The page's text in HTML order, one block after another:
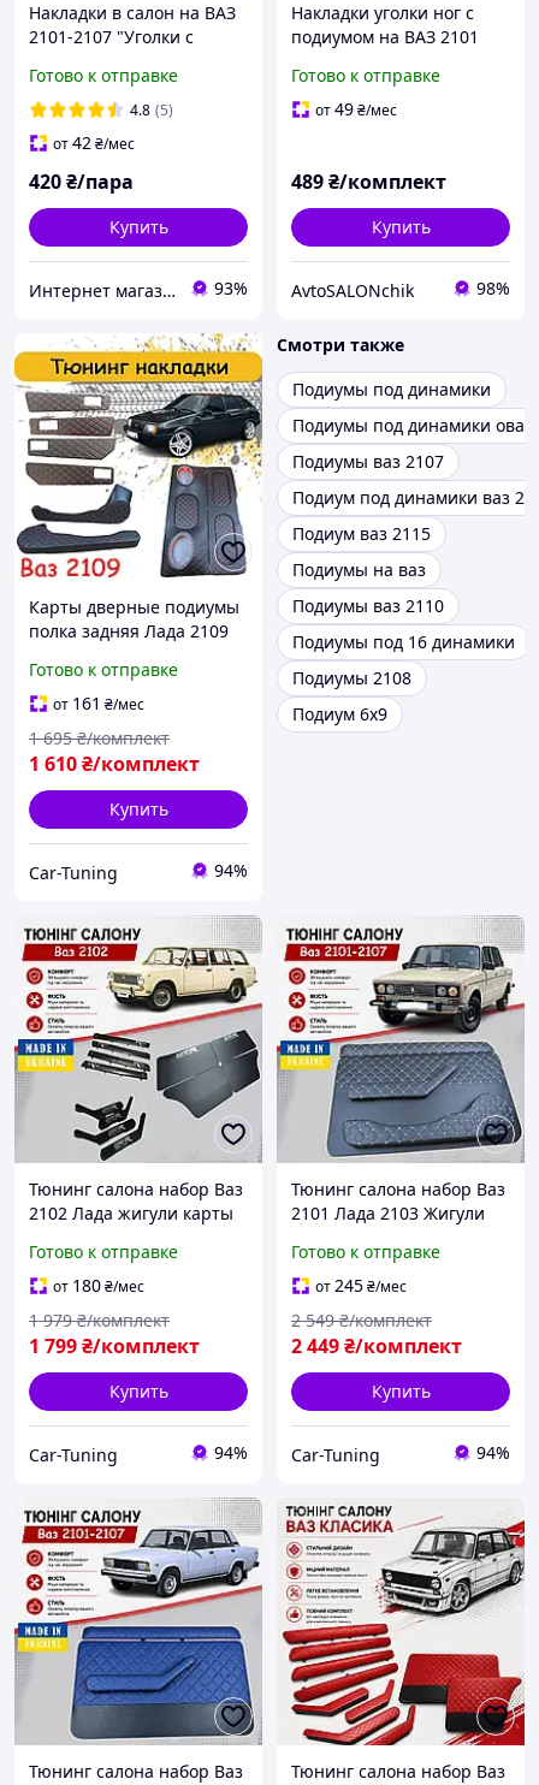
Накладки в салон на ВАЗ
2101-2107 "Уголки с
Готово к отправке
4.8 (5)
от42₴/мес
420₴/пара
Купить
Интернет магазин "Тюнинг Zp" 93%
Накладки уголки ног с
подиумом на ВАЗ 2101
2107 ворсовые карпет
Готово к отправке
от49₴/мес
489₴/комплект
Купить
AvtoSALONchik 98%
Карты дверные подиумы
полка задняя Лада 2109
карманы акустические
полка тюнинг салона
Готово к отправке
от 161 ₴/мес
1 610₴/комплект
1 695 ₴/комплект
Купить
Car-Tuning 94%
Смотри также
Подиумы под динамики
Подиумы под динамики
Подиумы ваз 2107
Подиум под динамики ваз
Подиум ваз 2115
Подиумы на ваз
Подиумы ваз 2110
Подиумы под 16 динамики
Подиумы 2108
Подиум 6х9
Тюнинг салона набор Ваз
2102 Лада жигули карты
декоративные накладки в
салон кожзам
Готово к отправке
от 180₴/мес
1 799₴/комплект
1 979 ₴/комплект
Купить
Car-Tuning 94%
Тюнинг салона набор Ваз
2101 Лада 2103 Жигули
подлокотник подиумы
обвес декоративные
накладки в салон черн
Готово к отправке
от245₴/мес
2 449₴/комплект
2 549 ₴/комплект
Купить
Car-Tuning 94%
Тюнинг салона набор Ваз
Тюнинг салона набор Ваз